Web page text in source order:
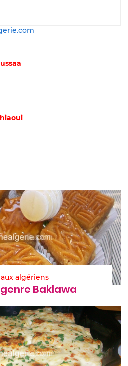
algériens
Baklawa